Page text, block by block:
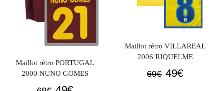
Maillot rétro PORTUGAL
2000 NUNO GOMES
Le
Le
Maillot rétro VILLAREAL
2006 RIQUELME
69€ Le
49€Le